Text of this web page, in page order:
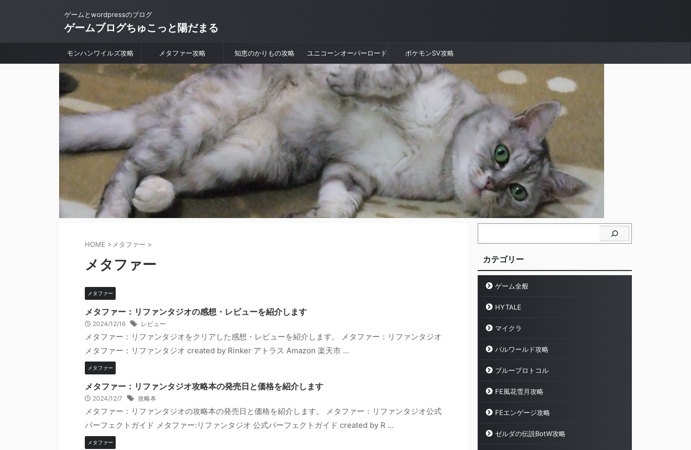
ゲームとwordpressのブログ
ゲームブログちゅこっと陽だまる
モンハンワイルズ攻略 メタファー攻略 知恵のかりもの攻略 ユニコーンオーバーロード ポケモンSV攻略
HOME > メタファー >
メタファー
メタファー
メタファー：リファンタジオの感想・レビューを紹介します
2024/12/16 レビュー
メタファー：リファンタジオをクリアした感想・レビューを紹介します。 メタファー：リファンタジオ
メタファー：リファンタジオ created by Rinker アトラス Amazon 楽天市 ...
メタファー
メタファー：リファンタジオ攻略本の発売日と価格を紹介します
2024/12/7 攻略本
メタファー：リファンタジオの攻略本の発売日と価格を紹介します。 メタファー：リファンタジオ公式
パーフェクトガイド メタファー:リファンタジオ 公式パーフェクトガイド created by R ...
メタファー
カテゴリー
ゲーム全般
HYTALE
マイクラ
パルワールド攻略
ブループロトコル
FE風花雪月攻略
FEエンゲージ攻略
ゼルダの伝説BotW攻略